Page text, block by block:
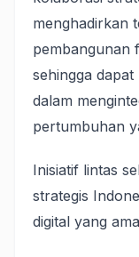
menghadirkan
pembangunan
sehingga
dalam
pertumbuhan
Inisiatif lintas
strategis
digital yang